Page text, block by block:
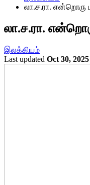
லா.ச.ரா.
லா.ச.ரா.
இலக்கியம்
Last updated Oct 30, 2025